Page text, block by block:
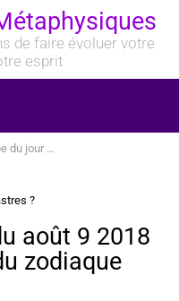
de faire évoluer votre
esprit
chaque signe du zodiaque
?
août 9 2018
zodiaque